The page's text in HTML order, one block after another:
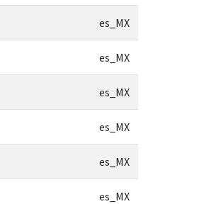
es_MX
es_MX
es_MX
es_MX
es_MX
es_MX